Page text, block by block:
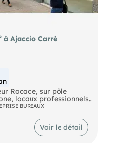
à Ajaccio Carré
Rocade, sur pôle
locaux professionnels
Idéal pour activité
: 167 m² Locaux
modulable
et stationnement à
BUREAUX
Voir le détail